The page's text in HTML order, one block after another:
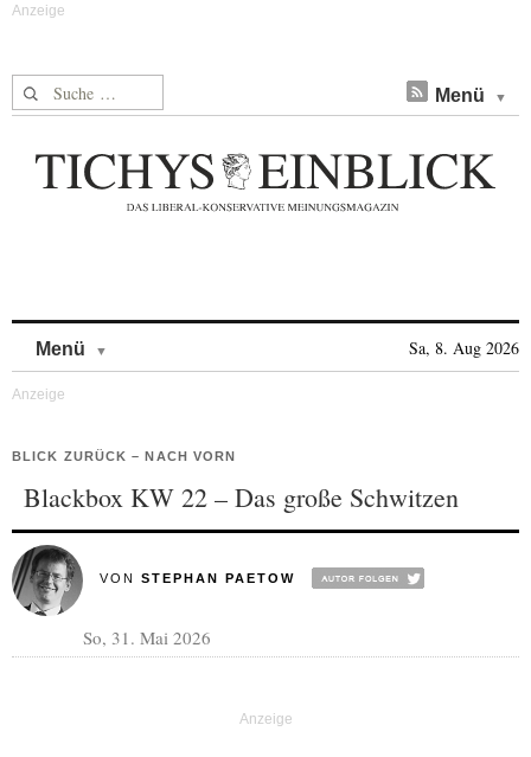
Suche nach: Menü
Menü Sa, 8. Aug 2026
BLICK ZURÜCK – NACH VORN
Blackbox KW 22 – Das große Schwitzen
VON STEPHAN PAETOW
So, 31. Mai 2026